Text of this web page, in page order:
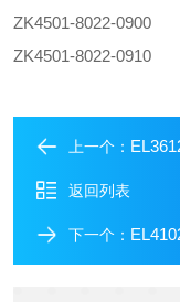
ZK4501-8022-0900
ZK4501-8022-0910
上一个：
返回列表
下一个：